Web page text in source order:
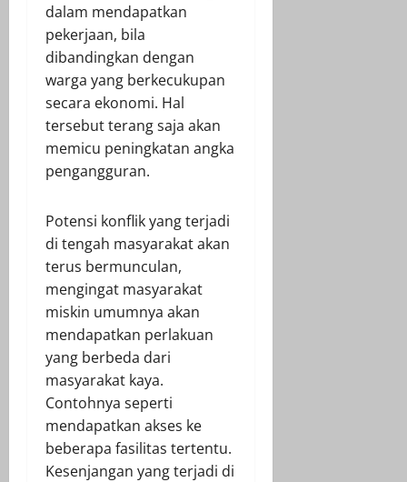
dalam mendapatkan
pekerjaan, bila
dibandingkan dengan
warga yang berkecukupan
secara ekonomi. Hal
tersebut terang saja akan
memicu peningkatan angka
pengangguran.
Potensi konflik yang terjadi
di tengah masyarakat akan
terus bermunculan,
mengingat masyarakat
miskin umumnya akan
mendapatkan perlakuan
yang berbeda dari
masyarakat kaya.
Contohnya seperti
mendapatkan akses ke
beberapa fasilitas tertentu.
Kesenjangan yang terjadi di